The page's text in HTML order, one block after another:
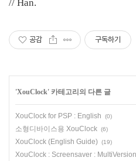
// Han.
공감 구독하기
'XouClock' 카테고리의 다른 글
XouClock for PSP : English (0)
소형디바이스용 XouClock (6)
XouClock (English Guide) (19)
XouClock : Screensaver :